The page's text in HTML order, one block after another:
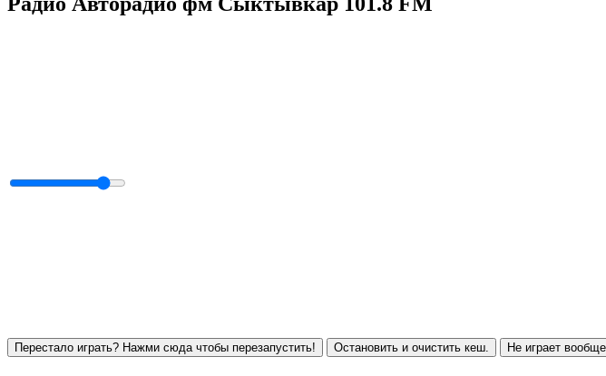
Перестало играть? Нажми сюда чтобы перезапустить! Остановить и очистить кеш. Не играет